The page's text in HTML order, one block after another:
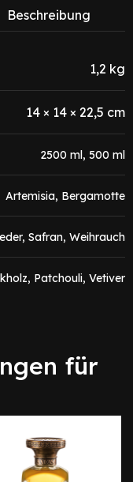
Beschreibung
1,2 kg
14 × 14 × 22,5 cm
2500 ml, 500 ml
Artemisia, Bergamotte
Safran, Weihrauch
Patchouli, Vetiver
für